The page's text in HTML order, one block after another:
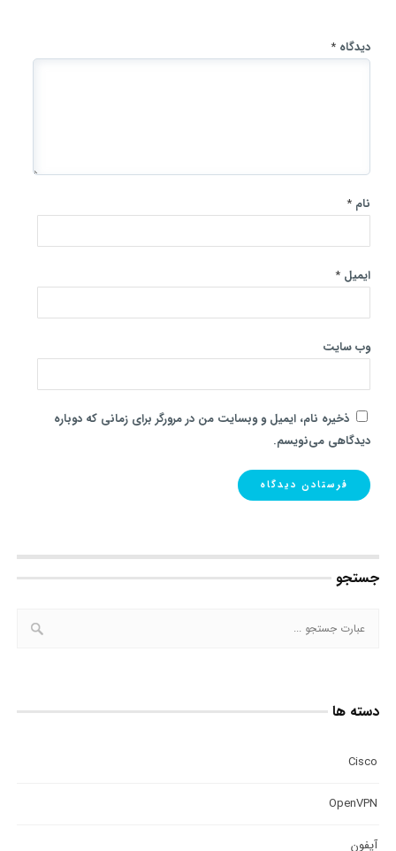
دیدگاه *
نام *
ایمیل *
وب‌ سایت
ذخیره نام، ایمیل و وبسایت من در مرورگر برای زمانی که دوباره
دیدگاهی می‌نویسم.
جستجو
دسته ها
Cisco
OpenVPN
آیفون